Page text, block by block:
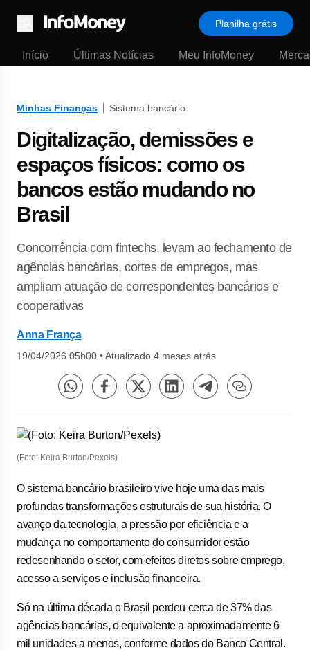
Menu
Planilha grátis
Início Últimas Notícias Meu InfoMoney
Minhas Finanças Sistema bancário
Digitalização, demissões e
espaços físicos: como os
bancos estão mudando no
Brasil
Concorrência com fintechs, levam ao fechamento de
agências bancárias, cortes de empregos, mas
ampliam atuação de correspondentes bancários e
cooperativas
Anna França
19/04/2026 05h00 •Atualizado 4 meses atrás
(Foto: Keira Burton/Pexels)
O sistema bancário brasileiro vive hoje uma das mais
profundas transformações estruturais de sua história. O
avanço da tecnologia, a pressão por eficiência e a
mudança no comportamento do consumidor estão
redesenhando o setor, com efeitos diretos sobre emprego,
acesso a serviços e inclusão financeira.
Só na última década o Brasil perdeu cerca de 37% das
agências bancárias, o equivalente a aproximadamente 6
mil unidades a menos, conforme dados do Banco Central.